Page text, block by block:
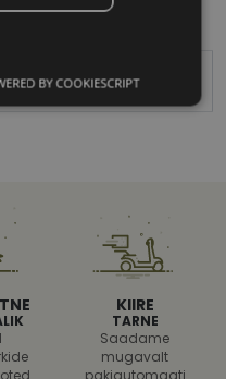
KIIRE
TARNE
Saadame
mugavalt
Turustamine
Turustamine
BY COOKIESCRIPT